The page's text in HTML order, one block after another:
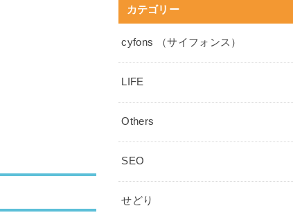
カテゴリー
cyfons （サイフォンス）
LIFE
Others
SEO
せどり